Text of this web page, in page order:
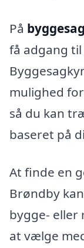
På
få adgang
mulighed
så du kan
baseret på
At finde en
Brøndby
bygge- eller
at vælge